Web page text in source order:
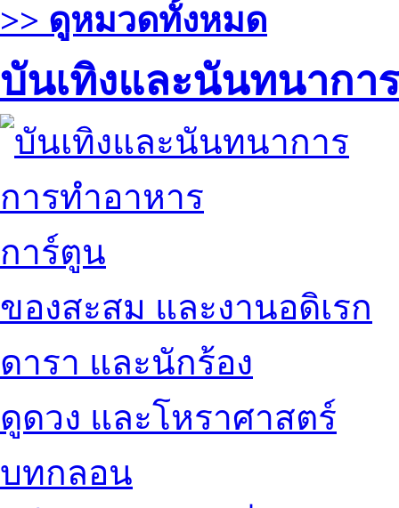
>> ดูหมวดทั้งหมด
บันเทิงและนันทนาการ
การทำอาหาร
การ์ตูน
ของสะสม และงานอดิเรก
ดารา และนักร้อง
ดูดวง และโหราศาสตร์
บทกลอน